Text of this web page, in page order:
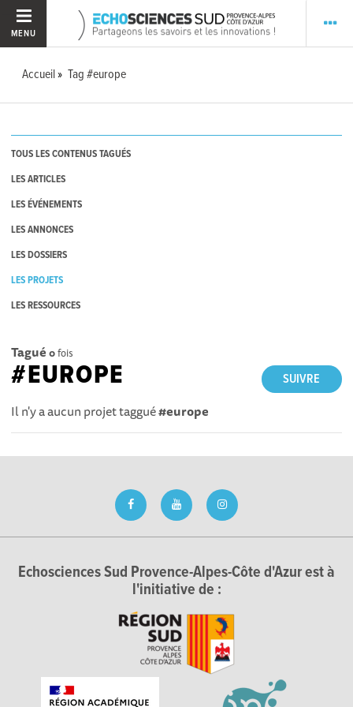
MENU
Accueil Tag #europe
TOUS LES CONTENUS TAGUÉS
LES ARTICLES
LES ÉVÉNEMENTS
LES ANNONCES
LES DOSSIERS
LES PROJETS
LES RESSOURCES
Tagué 0fois
SUIVRE
#EUROPE
Il n'y a aucun projet taggué#europe
Echosciences Sud Provence-Alpes-Côte d'Azur est à
l'initiative de :